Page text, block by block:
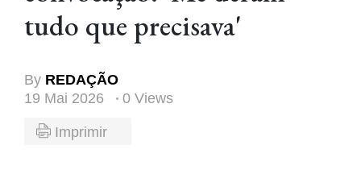
tudo que precisava'
By REDAÇÃO
19 Mai 2026
0 Views
Imprimir